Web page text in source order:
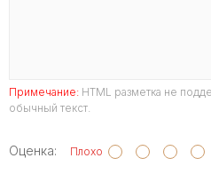
Примечание: HTML разметка не
обычный текст.
Оценка: Плохо